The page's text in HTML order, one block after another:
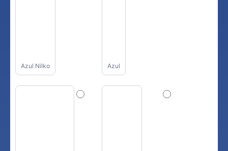
Azul Nilko Azul